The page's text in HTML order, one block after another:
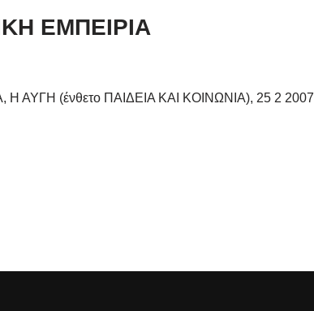
ΕΜΠΕΙΡΙΑ
(ένθετο ΠΑΙΔΕΙΑ ΚΑΙ ΚΟΙΝΩΝΙΑ), 25 2 2007